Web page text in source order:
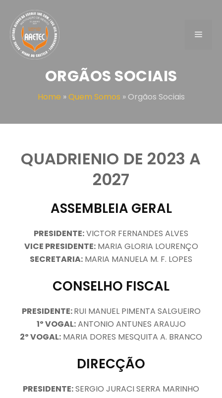
para
conteúdo
Menu
ORGÃOS SOCIAIS
Home »Quem Somos » Orgãos Sociais
QUADRIENIO DE 2023 A
2027
ASSEMBLEIA GERAL
PRESIDENTE:VICTOR FERNANDES ALVES
VICE PRESIDENTE:MARIA GLORIA LOURENÇO
SECRETARIA: MARIA MANUELA M. F. LOPES
CONSELHO FISCAL
PRESIDENTE:RUI MANUEL PIMENTA SALGUEIRO
1º VOGAL:ANTONIO ANTUNES ARAUJO
2º VOGAL: MARIA DORES MESQUITA A. BRANCO
DIRECÇÃO
PRESIDENTE:SERGIO JURACI SERRA MARINHO